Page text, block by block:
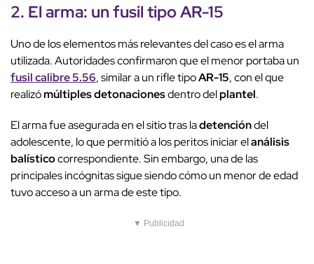
2. El arma: un fusil tipoAR-15
Uno de los elementos más relevantes del caso es el arma
utilizada. Autoridades confirmaron que el menor portaba un
fusil calibre 5.56, similar a un rifle tipoAR-15, con el que
realizómúltiples detonacionesdentro delplantel.
El arma fue asegurada en el sitio tras ladetencióndel
adolescente, lo que permitió a los peritos iniciar elanálisis
balísticocorrespondiente. Sin embargo, una de las
principales incógnitas sigue siendo cómo un menor de edad
tuvo acceso a un arma de este tipo.
▼ Publicidad